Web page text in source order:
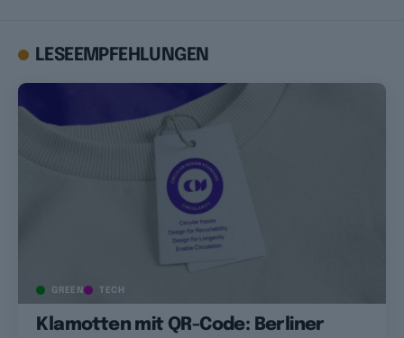
LESEEMPFEHLUNGEN
GREEN TECH
Klamotten mit QR-Code: Berliner